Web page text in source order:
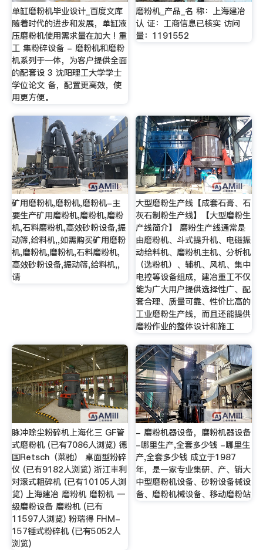
单缸磨粉机毕业设计_百度文库
随着时代的进步和发展，单缸液
压磨粉机使用需求量在加大 ! 重
工 集粉碎设备 - 磨粉机和磨粉
机系列于一体，为客户提供全面
的配套设 3 沈阳理工大学学士
学位论文 备，配置更高效，使
用更方便。
磨粉机_产品_名 称：上海建冶
认 证：工商信息已核实 访问
量：1191552
矿用磨粉机,磨粉机,磨粉机-主
要生产矿用磨粉机,磨粉机,磨粉
机,石料磨粉机,高效砂粉设备,振
动筛,给料机,,如需购买矿用磨粉
机,磨粉机,磨粉机,石料磨粉机,
高效砂粉设备,振动筛,给料机,,
请
大型磨粉生产线【成套石膏、石
灰石制粉生产线】【大型磨粉生
产线简介】 磨粉生产线通常是
由磨粉机、斗式提升机、电磁振
动给料机、磨粉机主机、分析机
（选粉机）、辅机、风机、集中
电控等设备组成，建冶重工不仅
能为广大用户提供选择性广、配
套合理、质量可靠、性价比高的
工业磨粉生产线，而且还能提供
磨粉作业的整体设计和施工
脉冲除尘粉碎机上海化三 GF管
式磨粉机 (已有7086人浏览) 德
国Retsch（莱驰） 桌面型粉碎
仪 (已有9182人浏览) 浙江丰利
对滚式粗碎机 (已有10105人浏
览) 上海建冶 磨粉机 磨粉机 一
级磨粉设备 磨粉机 (已有
11597人浏览) 粉瑞得 FHM-
157锤式粉碎机 (已有5052人
浏览)
- 磨粉机器设备，磨粉机器设备
-哪里生产,全套多少钱 -哪里生
产,全套多少钱 成立于1987
年，是一家专业集研、产、销大
中型磨粉机设备、砂粉设备械设
备、磨粉机械设备、移动磨粉站